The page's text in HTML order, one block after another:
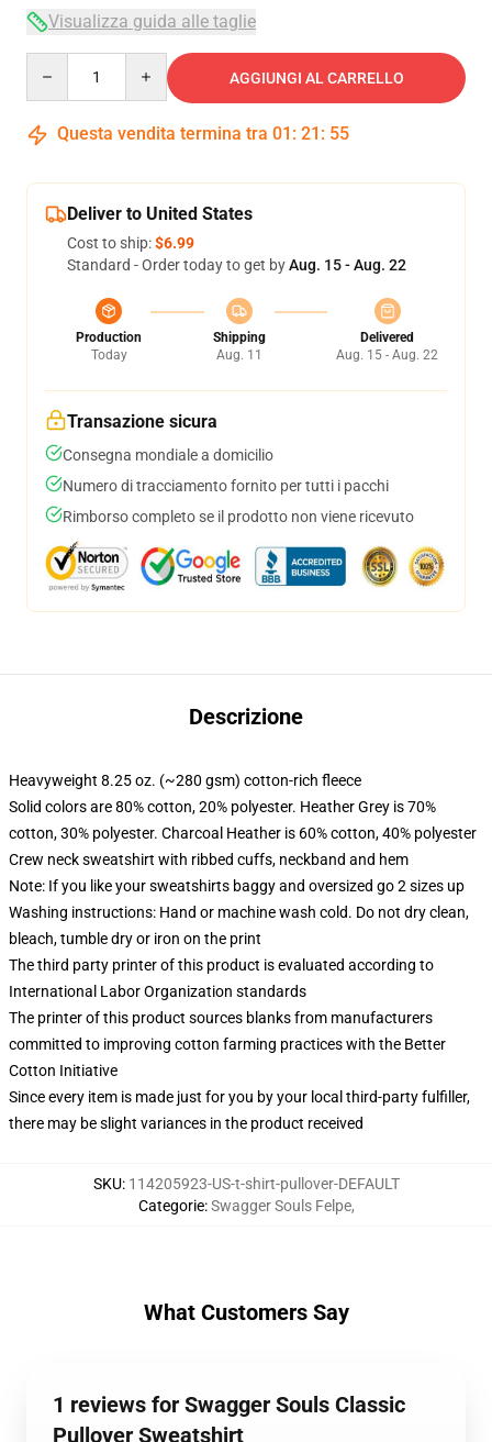
Visualizza guida alle taglie
AGGIUNGI AL CARRELLO
Questa vendita termina tra 01 : 21 : 54
Deliver to United States
Cost to ship:$6.99
Standard - Order today to get byAug. 15 - Aug. 22
Production
Today
Shipping
Aug. 11
Delivered
Aug. 15 - Aug. 22
Transazione sicura
Consegna mondiale a domicilio
Numero di tracciamento fornito per tutti i pacchi
Rimborso completo se il prodotto non viene ricevuto
Descrizione
Heavyweight 8.25 oz. (~280 gsm) cotton-rich fleece
Solid colors are 80% cotton, 20% polyester. Heather Grey is 70%
cotton, 30% polyester. Charcoal Heather is 60% cotton, 40% polyester
Crew neck sweatshirt with ribbed cuffs, neckband and hem
Note: If you like your sweatshirts baggy and oversized go 2 sizes up
Washing instructions: Hand or machine wash cold. Do not dry clean,
bleach, tumble dry or iron on the print
The third party printer of this product is evaluated according to
International Labor Organization standards
The printer of this product sources blanks from manufacturers
committed to improving cotton farming practices with the Better
Cotton Initiative
Since every item is made just for you by your local third-party fulfiller,
there may be slight variances in the product received
SKU: 114205923-US-t-shirt-pullover-DEFAULT
Categorie:Swagger Souls Felpe,
What Customers Say
1 reviews for Swagger Souls Classic
Pullover Sweatshirt